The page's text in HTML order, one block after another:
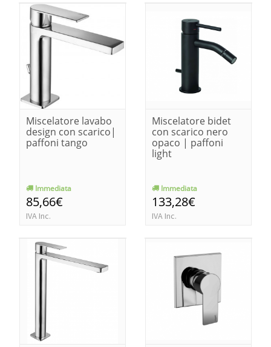
Miscelatore lavabo
design con scarico|
paffoni tango
Immediata
85,66€
IVA Inc.
Miscelatore bidet
con scarico nero
opaco | paffoni
light
Immediata
133,28€
IVA Inc.